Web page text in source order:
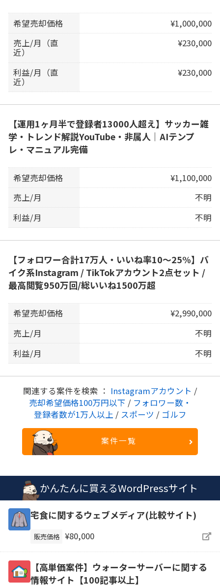
希望売却価格
¥1,000,000
売上/月（直
近）
¥230,000
利益/月（直
近）
¥230,000
【運用1ヶ月半で登録者13000人超え】サッカー雑
学・トレンド解説YouTube・非属人｜AIテンプ
レ・マニュアル完備
希望売却価格
¥1,100,000
売上/月
不明
利益/月
不明
【フォロワー合計17万人・いいね率10〜25%】バ
イク系Instagram / TikTokアカウント2点セット /
最高閲覧950万回/総いいね1500万超
希望売却価格
¥2,990,000
売上/月
不明
利益/月
不明
関連する案件を検索 ： Instagramアカウント /
売却希望価格100万円以下 / フォロワー数・
登録者数が1万人以上 / スポーツ / ゴルフ
案件一覧
かんたんに買えるWordPressサイト
宅食に関するウェブメディア(比較サイト)
販売価格 ¥80,000
【高単価案件】ウォーターサーバーに関する
情報サイト【100記事以上】